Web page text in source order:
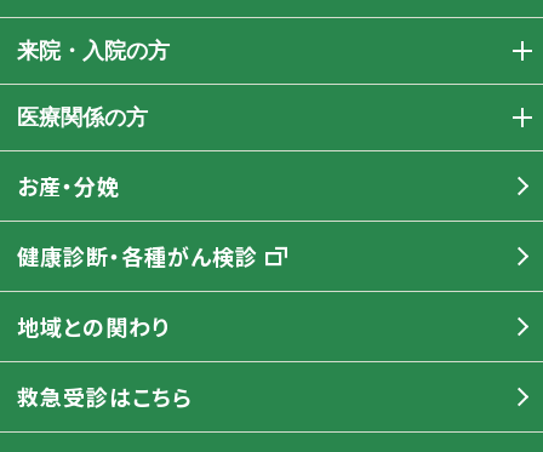
来院・入院の方
医療関係の方
お産・分娩
健康診断・各種がん検診
地域との関わり
救急受診はこちら